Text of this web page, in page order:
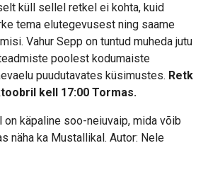
küll sellel retkel ei kohta, kuid
tema elutegevusest ning saame
Vahur Sepp on tuntud muheda jutu
poolest kodumaiste
puudutavates küsimustes. Retk
kell 17:00 Tormas.
käpaline soo-neiuvaip, mida võib
näha ka Mustallikal. Autor: Nele